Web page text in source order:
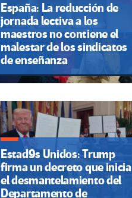
España: La reducción de
jornada lectiva a los
maestros no contiene el
malestar de los sindicatos
de enseñanza
Estad9s Unidos: Trump
firma un decreto que inicia
el desmantelamiento del
Departamento de